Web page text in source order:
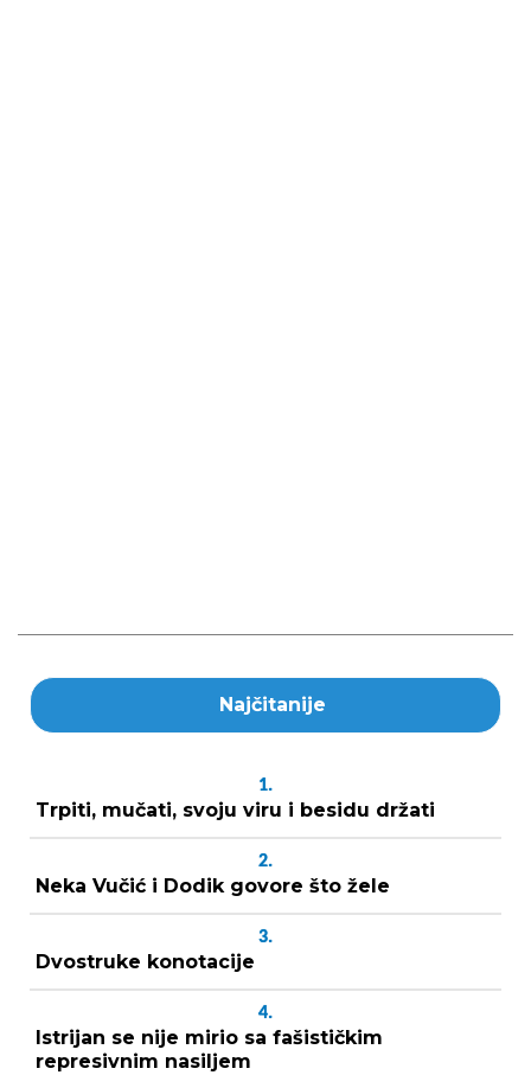
Najčitanije
1.
Trpiti, mučati, svoju viru i besidu držati
2.
Neka Vučić i Dodik govore što žele
3.
Dvostruke konotacije
4.
Istrijan se nije mirio sa fašističkim
represivnim nasiljem